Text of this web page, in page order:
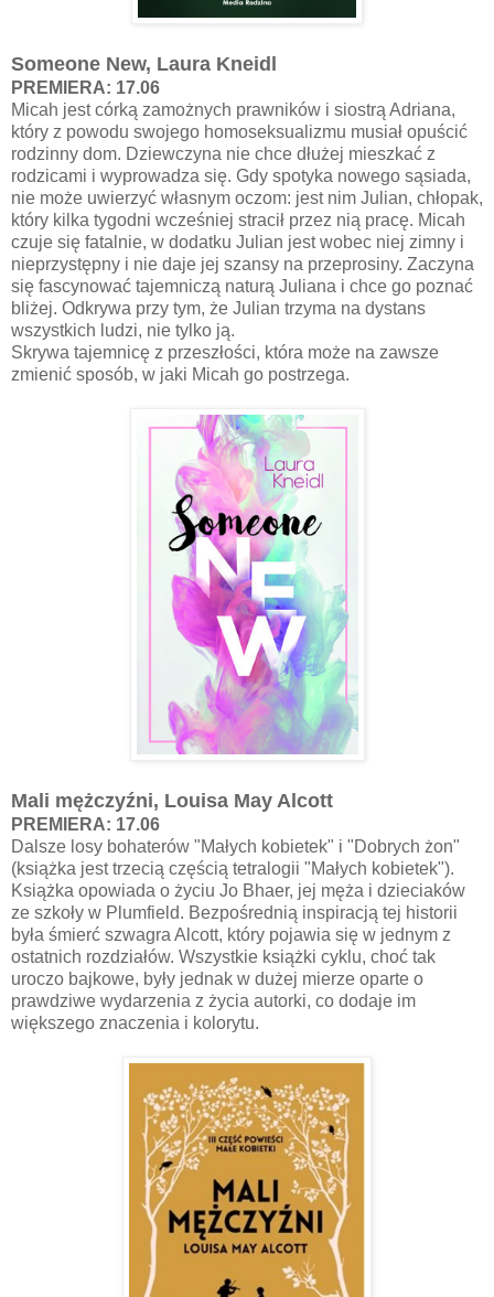
Someone New, Laura Kneidl
PREMIERA: 17.06
Micah jest córką zamożnych prawników i siostrą Adriana,
który z powodu swojego homoseksualizmu musiał opuścić
rodzinny dom. Dziewczyna nie chce dłużej mieszkać z
rodzicami i wyprowadza się. Gdy spotyka nowego sąsiada,
nie może uwierzyć własnym oczom: jest nim Julian, chłopak,
który kilka tygodni wcześniej stracił przez nią pracę. Micah
czuje się fatalnie, w dodatku Julian jest wobec niej zimny i
nieprzystępny i nie daje jej szansy na przeprosiny. Zaczyna
się fascynować tajemniczą naturą Juliana i chce go poznać
bliżej. Odkrywa przy tym, że Julian trzyma na dystans
wszystkich ludzi, nie tylko ją.
Skrywa tajemnicę z przeszłości, która może na zawsze
zmienić sposób, w jaki Micah go postrzega.
Mali mężczyźni, Louisa May Alcott
PREMIERA: 17.06
Dalsze losy bohaterów "Małych kobietek" i "Dobrych żon"
(książka jest trzecią częścią tetralogii "Małych kobietek").
Książka opowiada o życiu Jo Bhaer, jej męża i dzieciaków
ze szkoły w Plumfield. Bezpośrednią inspiracją tej historii
była śmierć szwagra Alcott, który pojawia się w jednym z
ostatnich rozdziałów. Wszystkie książki cyklu, choć tak
uroczo bajkowe, były jednak w dużej mierze oparte o
prawdziwe wydarzenia z życia autorki, co dodaje im
większego znaczenia i kolorytu.